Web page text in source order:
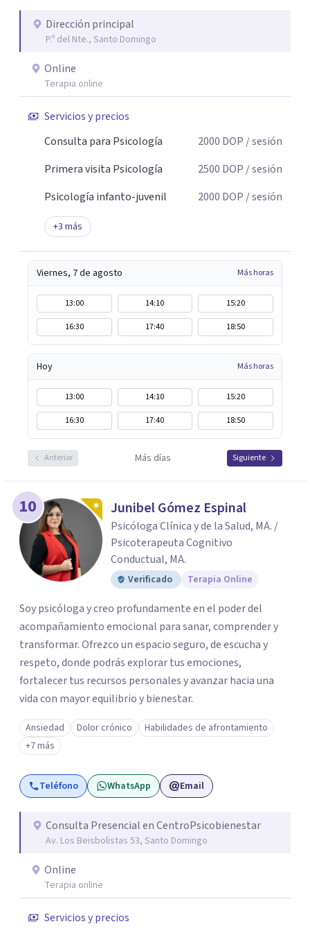
Dirección principal
P.º del Nte., Santo Domingo
Online
Terapia online
Servicios y precios
Consulta para Psicología
2000 DOP / sesión
Primera visita Psicología
2500 DOP / sesión
Psicología infanto-juvenil
2000 DOP / sesión
+3 más
Viernes, 7 de agosto Más horas
13:00 14:10
15:20
16:30
17:40 18:50
Hoy Más horas
13:00 14:10
15:20
16:30
17:40 18:50
Anterior Más días Siguiente
10 Junibel Gómez Espinal
Psicóloga Clínica y de la Salud, MA. /
Psicoterapeuta Cognitivo
Conductual, MA.
Verificado Terapia Online
Soy psicóloga y creo profundamente en el poder del
acompañamiento emocional para sanar, comprender y
transformar. Ofrezco un espacio seguro, de escucha y
respeto, donde podrás explorar tus emociones,
fortalecer tus recursos personales y avanzar hacia una
vida con mayor equilibrio y bienestar.
Ansiedad Dolor crónico
Habilidades de afrontamiento
+7 más
Teléfono WhatsApp Email
Consulta Presencial en CentroPsicobienestar
Av. Los Beisbolistas 53, Santo Domingo
Online
Terapia online
Servicios y precios